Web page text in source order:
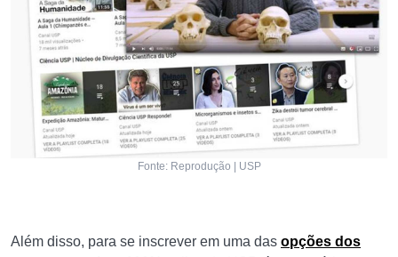
Fonte: Reprodução | USP
Além disso, para se inscrever em uma das opções dos